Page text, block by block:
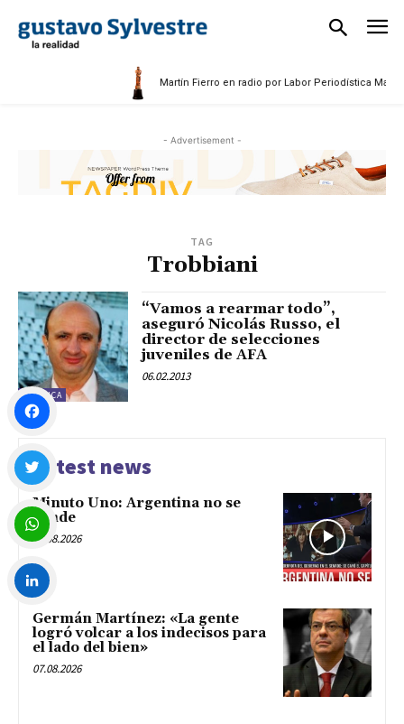
Martín Fierro en radio por Labor Periodística
- Advertisement -
TAG
Trobbiani
POLÍTICA
“Vamos a rearmar todo”,
aseguró Nicolás Russo, el
director de selecciones
juveniles de AFA
06.02.2013
Latest news
Minuto Uno: Argentina no se
vende
07.08.2026
Germán Martínez: «La gente
logró volcar a los indecisos para
el lado del bien»
07.08.2026
Facebook
Twitter
WhatsApp
LinkedIn